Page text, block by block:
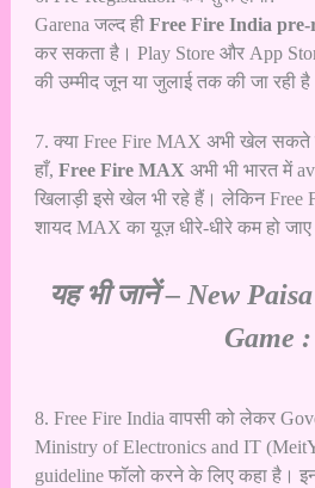
Garena जल्द ही Free Fire India pre-
कर सकता है। Play Store और App
की उम्मीद जून या जुलाई तक की जा रही
7. क्या Free Fire MAX अभी खेल सकते
हाँ, Free Fire MAX अभी भी भारत में
खिलाड़ी इसे खेल भी रहे हैं। लेकिन Free
शायद MAX का यूज़ धीरे-धीरे कम हो
यह भी जानें – New
Game :
8. Free Fire India वापसी को लेकर
Ministry of Electronics and IT
guideline फॉलो करने के लिए कहा है।